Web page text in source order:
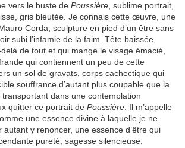
vers le buste dePoussière , sublime portrait,
gris bleutée. Je connais cette œuvre, une
Corda, sculpture en pied d’un être sans
subi l’infamie de la faim. Tête baissée,
de tout et qui mange le visage émacié,
qui contiennent un peu de cette
un sol de gravats, corps cachectique qui
souffrance d’autant plus coupable que la
dans une contemplation
quitter ce portrait de Poussière . Il m’appelle
une essence divine à laquelle je ne
autant y renoncer, une essence d’être qui
pureté, sagesse silencieuse.